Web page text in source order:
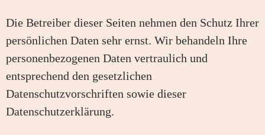
Die Betreiber dieser Seiten nehmen den Schutz Ihrer
persönlichen Daten sehr ernst. Wir behandeln Ihre
personenbezogenen Daten vertraulich und
entsprechend den gesetzlichen
Datenschutzvorschriften sowie dieser
Datenschutzerklärung.